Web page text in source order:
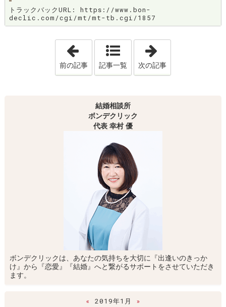
トラックバックURL: https://www.bon-
declic.com/cgi/mt/mt-tb.cgi/1857
「心がけ1つで、あなたの婚活が驚くほ
前の記事 記事一覧 次の記事
結婚相談所
ボンデクリック
代表 幸村 優
ボンデクリックは、あなたの気持ちを大切に『出逢いのきっか
け』から『恋愛』『結婚』へと繋がるサポートをさせていただき
ます。
« 2019年1月
»